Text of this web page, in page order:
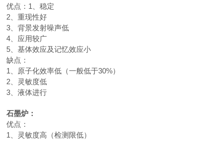
优点：1、稳定
2、重现性好
3、背景发射噪声低
4、应用较广
5、基体效应及记忆效应小
缺点：
1、原子化效率低（一般低于30%）
2、灵敏度低
3、液体进行
石墨炉：
优点：
1、灵敏度高（检测限低）